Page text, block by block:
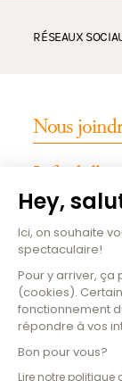
RÉSEAUX
Nous
Infos
INFOS
Emplois
Magazine
Plan de la